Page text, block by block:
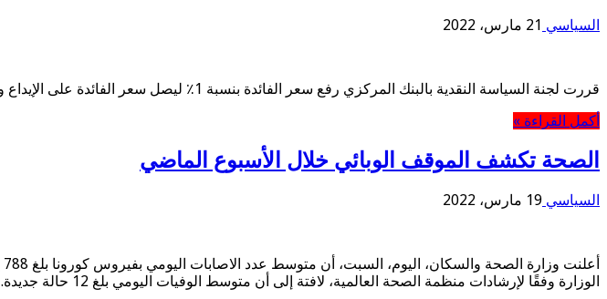
السياسي 21 مارس، 2022
قررت لجنة السياسة النقدية بالبنك المركزي رفع سعر الفائدة بنسبة 1٪ ليصل سعر الفائدة على الإيداع والإقراض إلى 9.25% و10.25%، وذلك في اجتماع استثنائي اليوم.
أكمل القراءة »
الصحة تكشف الموقف الوبائي خلال الأسبوع الماضي
السياسي 19 مارس، 2022
الوزارة وفقًا لإرشادات منظمة الصحة العالمية، لافتة إلى أن متوسط الوفيات اليومي بلغ 12 حالة جديدة.